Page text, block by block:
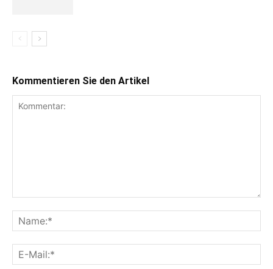
Kommentieren Sie den Artikel